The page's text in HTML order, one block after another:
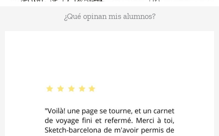
Dibujar en color
¿Qué opinan mis alumnos?